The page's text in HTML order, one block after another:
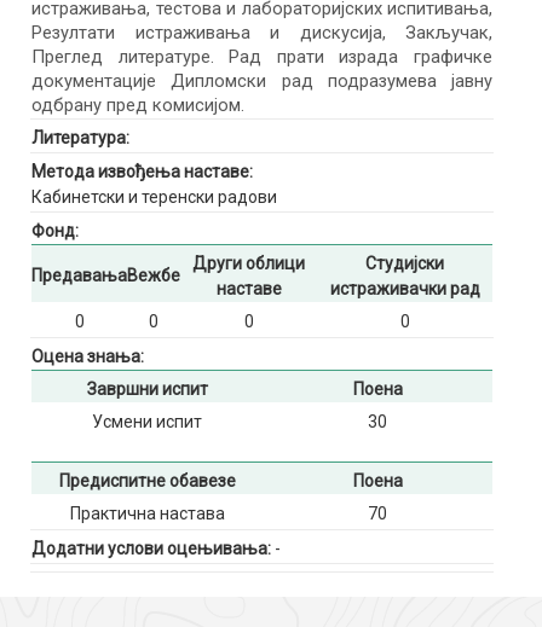
истраживања, тестова и лабораторијских испитивања,
Резултати истраживања и дискусија, Закључак,
Преглед литературе. Рад прати израда графичке
документације Дипломски рад подразумева јавну
одбрану пред комисијом.
Литература:
Метода извођења наставе:
Кабинетски и теренски радови
Фонд:
ПредавањаВежбе
Други облици
наставе
Студијски
истраживачки рад
0
0 0
0
Оцена знања:
Завршни испит
Поена
Усмени испит
30
Предиспитне обавезе
Поена
Практична настава
70
Додатни услови оцењивања: -